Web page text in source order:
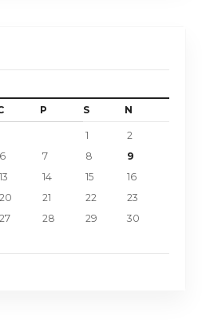
P S N
1
2
6 7 8
9
13 14 15
16
20 21 22
23
27 28 29
30